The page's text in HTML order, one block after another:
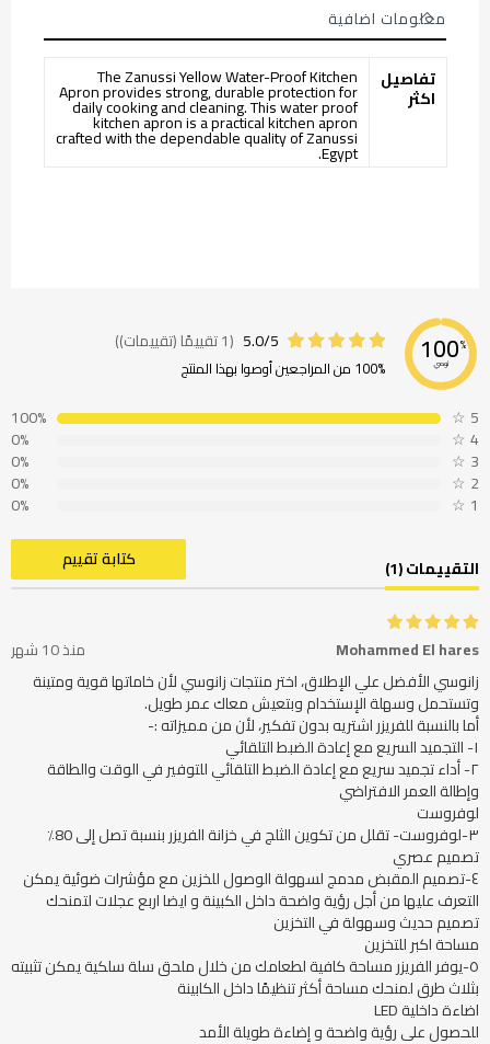
معلومات اضافية
اضافية
تفاصيل
اكثر
The Zanussi Yellow Water-Proof Kitchen
Apron provides strong, durable protection for
daily cooking and cleaning. This water proof
kitchen apron is a practical kitchen apron
crafted with the dependable quality of Zanussi
Egypt.
100%
نوصي
5.0/5 (1 تقييمًا (تقييمات))
100% من المراجعين أوصوا بهذا المنتج
5
☆
100%
4
☆
0%
3
☆
0%
2
☆
0%
1
☆
0%
التقييمات (1) كتابة تقييم
Mohammed El hares
منذ 10 شهر
زانوسي الأفضل علي الإطلاق، اختر منتجات زانوسي لأن خاماتها قوية ومتينة
٢- أداء تجميد سريع مع إعادة الضبط التلقائي للتوفير في الوقت والطاقة
٤-تصميم المقبض مدمج لسهولة الوصول للخزين مع مؤشرات ضوئية يمكن
التعرف عليها من أجل رؤية واضحة داخل الكبينة و ايضا اربع عجلات لتمنحك
٥-يوفر الفريزر مساحة كافية لطعامك من خلال ملحق سلة سلكية يمكن تثبيته